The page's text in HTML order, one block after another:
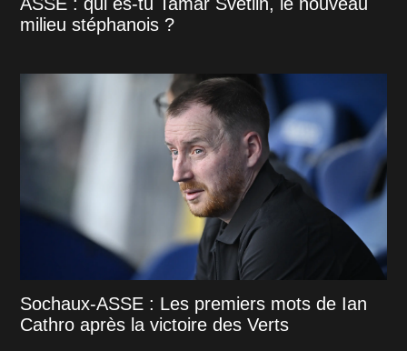
milieu stéphanois ?
Sochaux-ASSE : Les premiers mots de Ian
Cathro après la victoire des Verts